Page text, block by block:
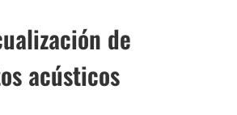
de
acústicos